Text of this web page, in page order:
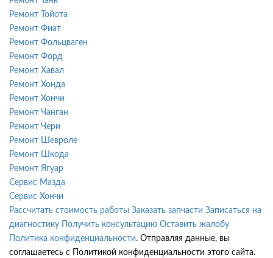
Ремонт Тойота
Ремонт Фиат
Ремонт Фольцваген
Ремонт Форд
Ремонт Хавал
Ремонт Хонда
Ремонт Хончи
Ремонт Чанган
Ремонт Чери
Ремонт Шевроле
Ремонт Шкода
Ремонт Ягуар
Сервис Мазда
Сервис Хончи
Рассчитать стоимость работы Заказать запчасти Записаться на
диагностику
Получить консультацию Оставить жалобу
Политика конфиденциальности. Отправляя данные, вы
соглашаетесь с Политикой конфиденциальности этого сайта.